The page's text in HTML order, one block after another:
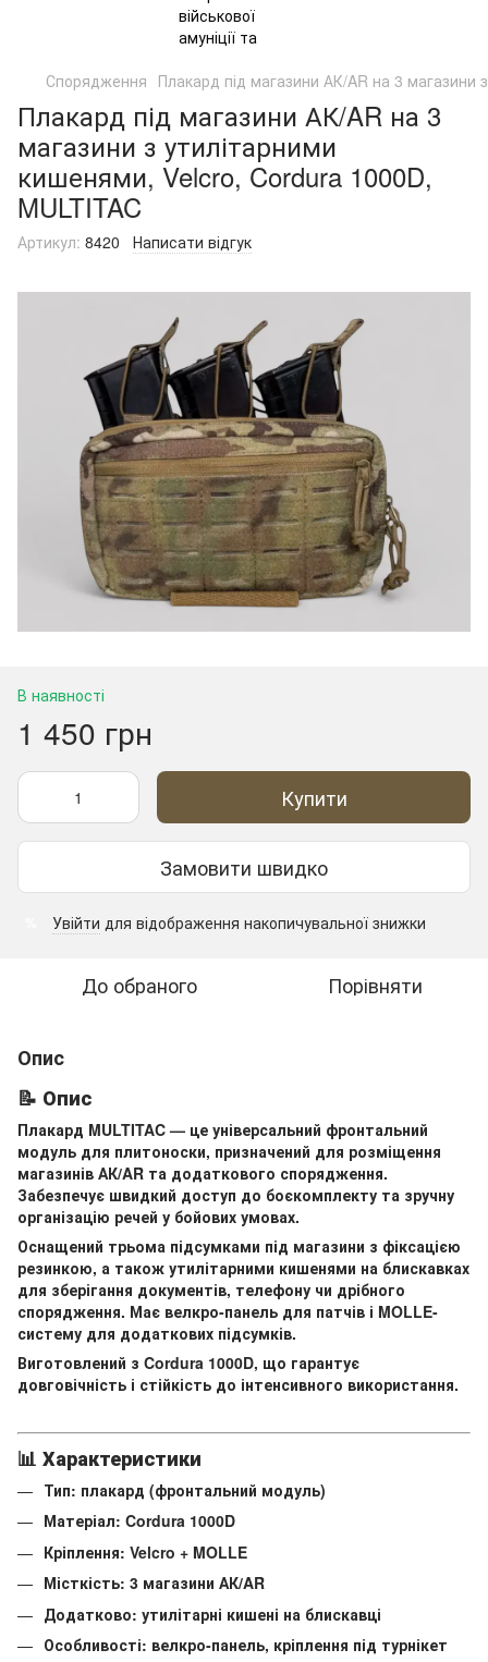
Спорядження Плакард під магазини АК/AR на 3 магазини
Плакард під магазини АК/AR на 3
магазини з утилітарними
кишенями, Velcro, Cordura 1000D,
MULTITAC
Артикул: 8420 Написати відгук
В наявності
1 450 грн
Купити
Замовити швидко
Увійти для відображення накопичувальної знижки
До обраного Порівняти
Опис
📝 Опис
Плакард MULTITAC — це універсальний фронтальний
модуль для плитоноски, призначений для розміщення
магазинів АК/AR та додаткового спорядження.
Забезпечує швидкий доступ до боєкомплекту та зручну
організацію речей у бойових умовах.
Оснащений трьома підсумками під магазини з фіксацією
резинкою, а також утилітарними кишенями на блискавках
для зберігання документів, телефону чи дрібного
спорядження. Має велкро-панель для патчів і MOLLE-
систему для додаткових підсумків.
Виготовлений з Cordura 1000D, що гарантує
довговічність і стійкість до інтенсивного використання.
📊 Характеристики
Тип: плакард (фронтальний модуль)
Матеріал: Cordura 1000D
Кріплення: Velcro + MOLLE
Місткість: 3 магазини АК/AR
Додатково: утилітарні кишені на блискавці
Особливості: велкро-панель, кріплення під турнікет